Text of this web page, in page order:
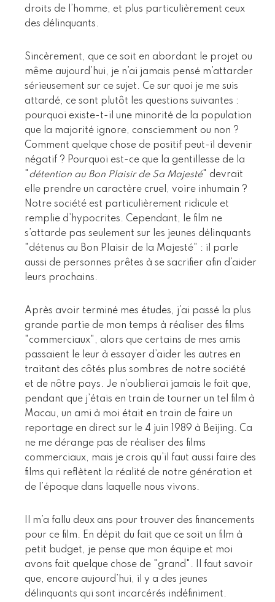
droits de l’homme, et plus particulièrement ceux
des délinquants.
Sincèrement, que ce soit en abordant le projet ou
même aujourd’hui, je n’ai jamais pensé m’attarder
sérieusement sur ce sujet. Ce sur quoi je me suis
attardé, ce sont plutôt les questions suivantes :
pourquoi existe-t-il une minorité de la population
que la majorité ignore, consciemment ou non ?
Comment quelque chose de positif peut-il devenir
négatif ? Pourquoi est-ce que la gentillesse de la
détention au Bon Plaisir de Sa Majesté" devrait
elle prendre un caractère cruel, voire inhumain ?
Notre société est particulièrement ridicule et
remplie d’hypocrites. Cependant, le film ne
s’attarde pas seulement sur les jeunes délinquants
"détenus au Bon Plaisir de la Majesté" : il parle
aussi de personnes prêtes à se sacrifier afin d’aider
leurs prochains.
Après avoir terminé mes études, j’ai passé la plus
grande partie de mon temps à réaliser des films
"commerciaux", alors que certains de mes amis
passaient le leur à essayer d’aider les autres en
traitant des côtés plus sombres de notre société
et de nôtre pays. Je n’oublierai jamais le fait que,
pendant que j’étais en train de tourner un tel film à
Macau, un ami à moi était en train de faire un
reportage en direct sur le 4 juin 1989 à Beijing. Ca
ne me dérange pas de réaliser des films
commerciaux, mais je crois qu’il faut aussi faire des
films qui reflètent la réalité de notre génération et
de l’époque dans laquelle nous vivons.
Il m’a fallu deux ans pour trouver des financements
pour ce film. En dépit du fait que ce soit un film à
petit budget, je pense que mon équipe et moi
avons fait quelque chose de "grand". Il faut savoir
que, encore aujourd’hui, il y a des jeunes
délinquants qui sont incarcérés indéfiniment.